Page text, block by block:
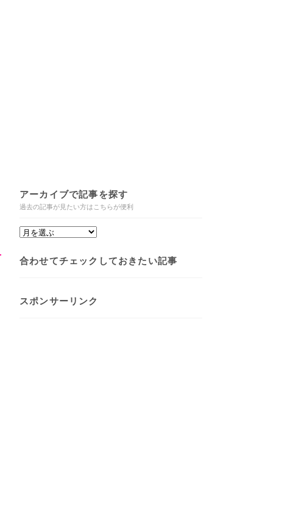
アーカイブで記事を探す
過去の記事が見たい方はこちらが便利
合わせてチェックしておきたい記事
スポンサーリンク